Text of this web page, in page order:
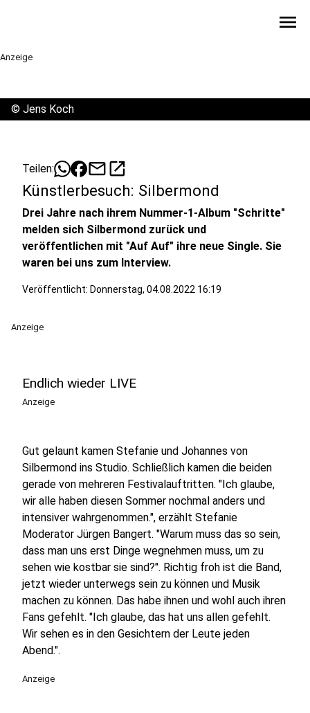
menu
Anzeige
© Jens Koch
Teilen: mailopen_in_new
Künstlerbesuch: Silbermond
Drei Jahre nach ihrem Nummer-1-Album "Schritte"
melden sich Silbermond zurück und
veröffentlichen mit "Auf Auf" ihre neue Single. Sie
waren bei uns zum Interview.
Veröffentlicht: Donnerstag, 04.08.2022 16:19
Anzeige
Endlich wieder LIVE
Anzeige
Gut gelaunt kamen Stefanie und Johannes von
Silbermond ins Studio. Schließlich kamen die beiden
gerade von mehreren Festivalauftritten. "Ich glaube,
wir alle haben diesen Sommer nochmal anders und
intensiver wahrgenommen.", erzählt Stefanie
Moderator Jürgen Bangert. "Warum muss das so sein,
dass man uns erst Dinge wegnehmen muss, um zu
sehen wie kostbar sie sind?". Richtig froh ist die Band,
jetzt wieder unterwegs sein zu können und Musik
machen zu können. Das habe ihnen und wohl auch ihren
Fans gefehlt. "Ich glaube, das hat uns allen gefehlt.
Wir sehen es in den Gesichtern der Leute jeden
Abend.".
Anzeige